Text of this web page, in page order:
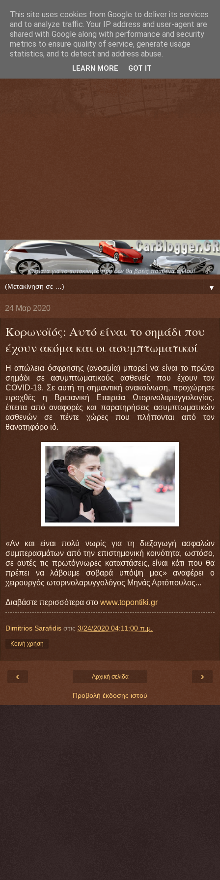
▼
24 Μαρ 2020
Κορωνοϊός: Αυτό είναι το σημάδι που
έχουν ακόμα και οι ασυμπτωματικοί
Η απώλεια όσφρησης (ανοσμία) μπορεί να είναι το πρώτο
σημάδι σε ασυμπτωματικούς ασθενείς που έχουν τον
COVID-19. Σε αυτή τη σημαντική ανακοίνωση, προχώρησε
προχθές η Βρετανική Εταιρεία Ωτορινολαρυγγολογίας,
έπειτα από αναφορές και παρατηρήσεις ασυμπτωματικών
ασθενών σε πέντε χώρες που πλήττονται από τον
θανατηφόρο ιό.
«Αν και είναι πολύ νωρίς για τη διεξαγωγή ασφαλών
συμπερασμάτων από την επιστημονική κοινότητα, ωστόσο,
σε αυτές τις πρωτόγνωρες καταστάσεις, είναι κάτι που θα
πρέπει να λάβουμε σοβαρά υπόψη μας» αναφέρει ο
χειρουργός ωτορινολαρυγγολόγος Μηνάς Αρτόπουλος...
Διαβάστε περισσότερα στο www.topontiki.gr
Dimitrios Sarafidis στις 3/24/2020 04:11:00 π.μ.
Κοινή χρήση
‹ ›
Αρχική σελίδα
Προβολή έκδοσης ιστού
This site uses cookies from Google to deliver its services
and to analyze traffic. Your IP address and user-agent are
shared with Google along with performance and security
metrics to ensure quality of service, generate usage
statistics, and to detect and address abuse.
LEARN MORE GOT IT